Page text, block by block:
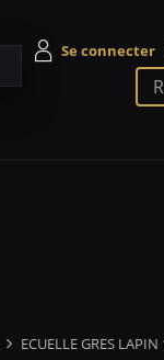
ECUELLE GRES